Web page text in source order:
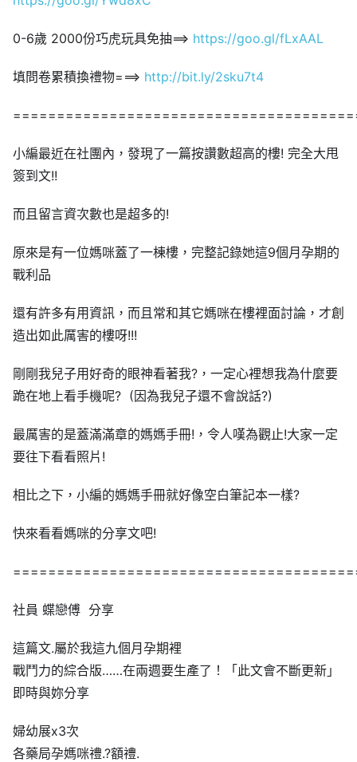
0-6歲 2000份巧虎玩具免抽==> https://goo.gl/fLxAAL
填問卷累積換禮物===> http://bit.ly/2sku7t4
小編最近在社團內，發現了一篇按讚數超高的樓! 完全大甩
簽到文!!
而且留言資次數也是超多的!
原來是有一位媽咪蓋了一棟樓，完整記錄她這9個月孕期的
戰利品
還有許多有用資訊，而且常和其它媽咪在樓裡面討論，才創
造出如此厲害的樓呀!!!
剛剛我兒子用好奇的眼神看著我?，一定心裡想我為什麼要
跪在地上看手機呢? (因為我兒子還不會說話?)
最厲害的是蓋滿滿章的媽媽手冊!，令人嘆為觀止!大家一定
要往下看看照片!
相比之下，小編的媽媽手冊就好像空白筆記本一樣?
快來看看媽咪的分享文吧!
社員 蝶戀傅 分享
這篇文.屬於我這九個月孕期裡
戰鬥力的綜合版……在兩週要生產了！「此文會不斷更新」
即時與妳分享
婦幼展x3次
各藥局孕媽咪禮.?️額禮.